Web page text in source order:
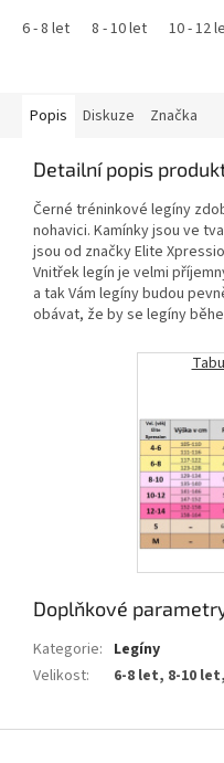
6 - 8 let
8 - 10 let 10 - 12
Popis Diskuze Značka
Detailní popis
Černé tréninkové legíny
nohavici. Kamínky jsou ve
jsou od značky Elite
Vnitřek legín je velmi
a tak Vám legíny budou
obávat, že by se legíny
Doplňkové
Kategorie: Legíny
Velikost: 6-8 let, 8-10